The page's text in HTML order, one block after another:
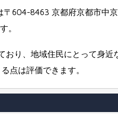
〒604-8463 京都府京都市中
。
おり、地域住民にとって身
点は評価できます。